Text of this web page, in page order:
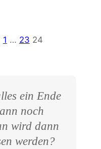
1 … 23 24
ein Ende
noch
wird dann
werden?